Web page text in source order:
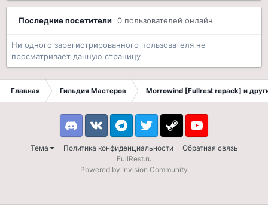
Последние посетители 0 пользователей онлайн
Ни одного зарегистрированного пользователя не
просматривает данную страницу
Главная Гильдия Мастеров Morrowind [Fullrest repack] и
Тема Политика конфиденциальности Обратная связь
DiscordVK TelegramTwitter Steam Youtube
FullRest.ru
Powered by Invision Community